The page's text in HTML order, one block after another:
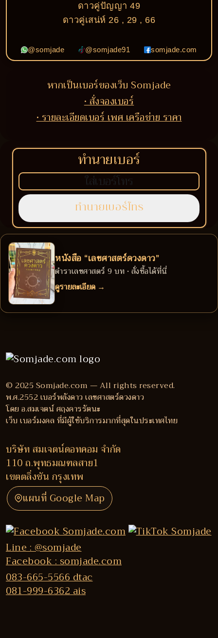
ดาวคู่ปัญญา 49
ดาวคู่เสน่ห์ 26 , 29 , 66
@somjade @somjade91 somjade.com
หากเป็นเบอร์ของเว็บ Somjade
• สั่งจองเบอร์
• รายละเอียดเบอร์ เพศ เครือข่าย ราคา
ทำนายเบอร์
หนังสือ “เลขศาสตร์ดวงดาว”
ตำราเลขศาสตร์ 9 บท • สั่งซื้อได้ที่นี่
ดูรายละเอียด →
© 2025 Somjade.com — All rights reserved.
พ.ศ.2552 เบอร์พลังดาว เลขศาสตร์ดวงดาว
โดย อ.สมเจตน์ ศฤงคารรัตนะ
เว็บ เบอร์มงคล ที่มีผู้ใช้บริการมากที่สุดในประเทศไทย
บริษัท สมเจตน์ดอทคอม จำกัด
110 ถ.พุทธมณฑลสาย1
เขตตลิ่งชัน กรุงเทพ
แผนที่ Google Map
Line : @somjade
Facebook : somjade.com
083-665-5566 dtac
081-999-6362 ais